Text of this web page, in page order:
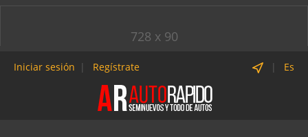
728 x 90
Iniciar sesión Regístrate Es